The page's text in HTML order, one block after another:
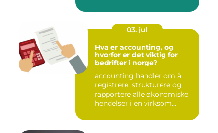
03. jul
Hva er accounting, og
hvorfor er det viktig for
bedrifter i norge?
accounting handler om å
registrere, strukturere og
rapportere alle økonomiske
hendelser i en virksom...